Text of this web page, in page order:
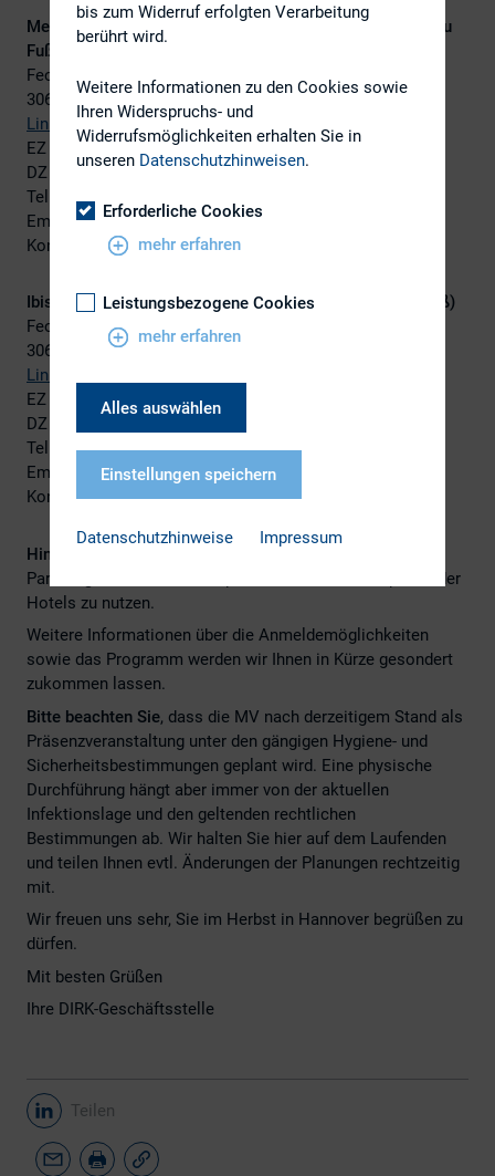
Mercure Hotel Hannover Medical Park (ca. 10 Minuten zu
Fuß)
Feodor-Lynen-Str. 1
30625 Hannover
Link
zur Webseite
EZ 118 € inkl. Frühstück
DZ 146 € inkl. Frühstück
Tel.: +49 511 95660
Email:H1631@accor.com
Kontingent abrufbar bis 02.09.2021
Ibis Hotel Hannover Medical Park (ca. 10 Minuten zu Fuß)
Feodor-Lynen-Str. 1
30625 Hannover
Link
EZ 101 € inkl. Frühstück
DZ 123 € inkl. Frühstück
Tel.: +49 511 95670
Email:
H1632@accor.com
Kontingent abrufbar bis 02.09.2021
Hinweis
Parkmöglichkeiten. Wir empfehlen daher die Parkplätze der
Hotels zu nutzen.
Weitere Informationen über die Anmeldemöglichkeiten
sowie das Programm werden wir Ihnen in Kürze gesondert
zukommen lassen.
Bitte beachten Sie, dass die MV nach derzeitigem Stand als
Präsenzveranstaltung unter den gängigen Hygiene- und
Sicherheitsbestimmungen geplant wird. Eine physische
Durchführung hängt aber immer von der aktuellen
Infektionslage und den geltenden rechtlichen
Bestimmungen ab. Wir halten Sie hier auf dem Laufenden
und teilen Ihnen evtl. Änderungen der Planungen rechtzeitig
mit.
Wir freuen uns sehr, Sie im Herbst in Hannover begrüßen zu
dürfen.
Mit besten Grüßen
Ihre DIRK-Geschäftsstelle
Teilen
bis zum Widerruf erfolgten Verarbeitung
berührt wird.
Weitere Informationen zu den Cookies sowie
Ihren Widerspruchs- und
Widerrufsmöglichkeiten erhalten Sie in
unseren Datenschutzhinweisen.
Erforderliche Cookies
mehr erfahren
Leistungsbezogene Cookies
mehr erfahren
Alles auswählen
Einstellungen speichern
Datenschutzhinweise Impressum